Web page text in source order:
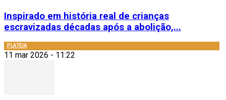
Inspirado em história real de crianças
escravizadas décadas após a abolição,...
PLATEIA
11 mar 2026 - 11:22